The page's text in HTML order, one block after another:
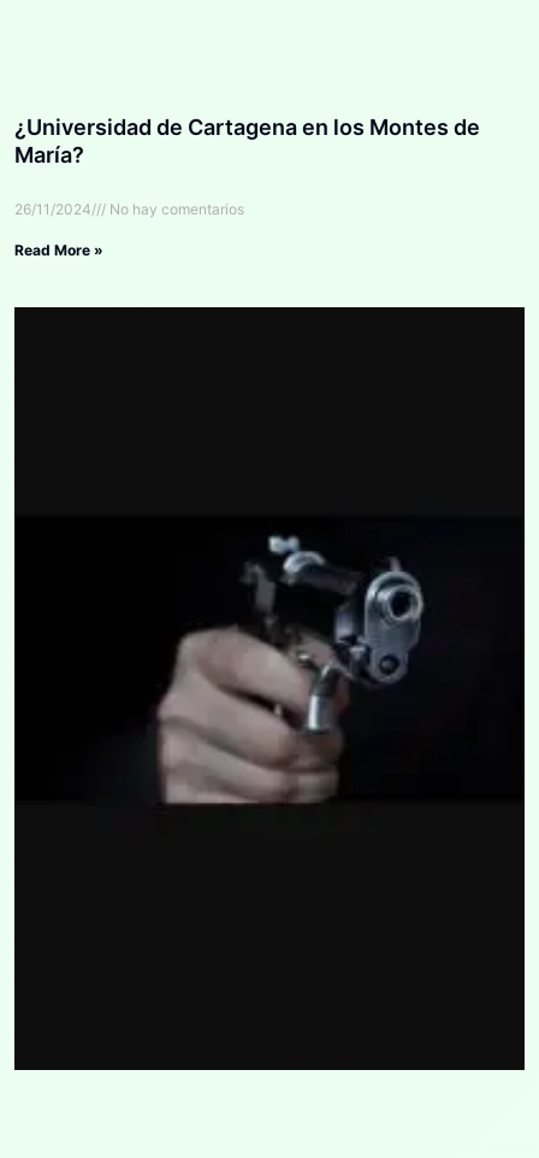
¿Universidad de Cartagena en los Montes de
María?
26/11/2024 No hay comentarios
Read More »